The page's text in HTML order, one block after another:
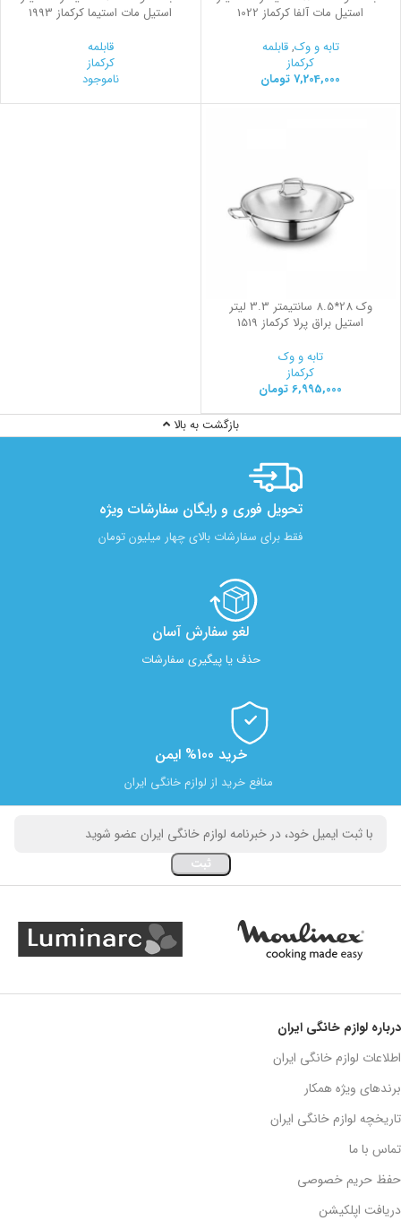
استیل مات آلفا کرکماز 1022
تابه و وک,قابلمه
کرکماز
7,204,000 تومان
استیل مات استیما کرکماز 1993
قابلمه
کرکماز
ناموجود
وک 28*8.5 سانتیمتر 3.3 لیتر
استیل براق پرلا کرکماز 1519
تابه و وک
کرکماز
6,995,000 تومان
بازگشت به بالا
تحویل فوری و رایگان سفارشات ویژه
فقط برای سفارشات بالای چهار میلیون تومان
لغو سفارش آسان​
حذف یا پیگیری سفارشات
خرید 100% ایمن
منافع خرید از لوازم خانگی ایران
درباره لوازم خانگی ایران
اطلاعات لوازم خانگی ایران
برندهای ویژه همکار
تاریخچه لوازم خانگی ایران
تماس با ما
حفظ حریم خصوصی
دریافت اپلکیشن